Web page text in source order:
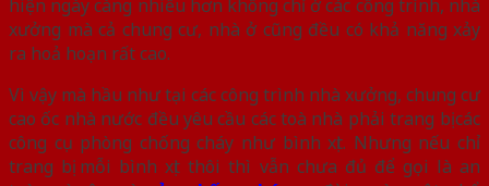
hiện ngày càng nhiều hơn không chỉ ở các công trình, nhà
xưởng mà cả chung cư, nhà ở cũng đều có khả năng xảy
ra hoả hoạn rất cao.
Vì vậy mà hầu như tại các công trình nhà xưởng, chung cư
cao ốc nhà nước đều yêu cầu các toà nhà phải trang bị các
công cụ phòng chống cháy như bình xịt. Nhưng nếu chỉ
trang bị mỗi bình xịt thôi thì vẫn chưa đủ để gọi là an